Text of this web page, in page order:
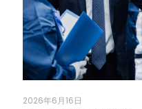
2026年6月16日